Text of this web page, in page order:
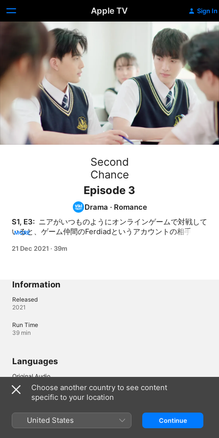
Apple TV Sign In
Second
Chance
Episode 3
Drama · Romance
S1, E3: ニアがいつものようにオンラインゲームで対戦して
いると、ゲーム仲間のFerdiadというアカウントの相手か
ーンファーの誕生日当日、友達同士で食事会をしたあと、
ーパーだったが…。
MORE
21 Dec 2021 · 39m
Information
Released
2021
Run Time
39 min
Languages
Original Audio
Thai
Subtitles
Choose another country to see content
specific to your location
United States Continue